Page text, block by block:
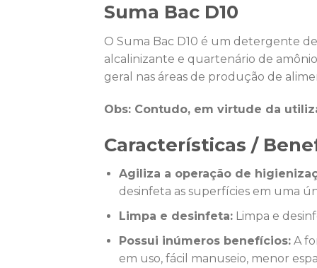
Suma Bac D10
O Suma Bac D10 é um detergente
alcalinizante e quartenário de
geral nas áreas de produção de
Obs: Contudo, em virtude da
Características /
Agiliza a operação de
desinfeta as superfícies em uma
Limpa e desinfeta:Limpa e
Possui inúmeros benefícios:A
em uso, fácil manuseio, menor